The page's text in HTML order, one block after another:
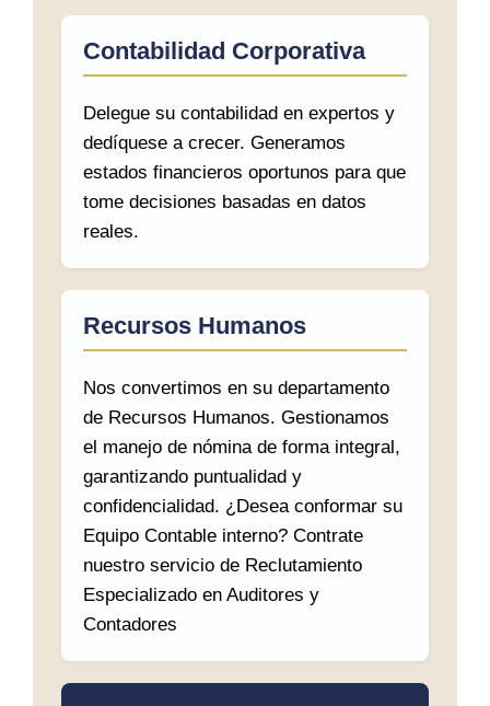
Contabilidad Corporativa
Delegue su contabilidad en expertos y
dedíquese a crecer. Generamos
estados financieros oportunos para que
tome decisiones basadas en datos
reales.
Recursos Humanos
Nos convertimos en su departamento
de Recursos Humanos. Gestionamos
el manejo de nómina de forma integral,
garantizando puntualidad y
confidencialidad. ¿Desea conformar su
Equipo Contable interno? Contrate
nuestro servicio de Reclutamiento
Especializado en Auditores y
Contadores